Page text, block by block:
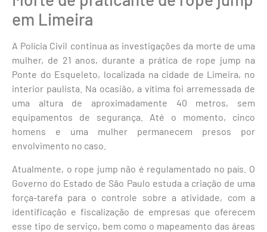
em Limeira
A Polícia Civil continua as investigações da morte de uma
mulher, de 21 anos, durante a prática de rope jump na
Ponte do Esqueleto, localizada na cidade de Limeira, no
interior paulista. Na ocasião, a vítima foi arremessada de
uma altura de aproximadamente 40 metros, sem
equipamentos de segurança. Até o momento, cinco
homens e uma mulher permanecem presos por
envolvimento no caso.
Atualmente, o rope jump não é regulamentado no país. O
Governo do Estado de São Paulo estuda a criação de uma
força-tarefa para o controle sobre a atividade, com a
identificação e fiscalização de empresas que oferecem
esse tipo de serviço, bem como o mapeamento das áreas